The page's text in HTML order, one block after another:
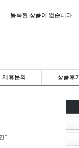
등록된 상품이 없습니다.
제휴문의 상품후기
"